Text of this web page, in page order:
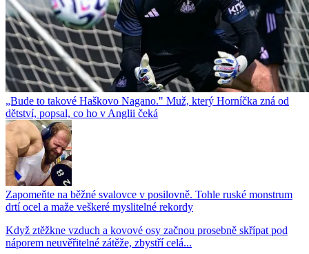
„Bude to takové Haškovo Nagano." Muž, který Horníčka zná od
dětství, popsal, co ho v Anglii čeká
Zapomeňte na běžné svalovce v posilovně. Tohle ruské monstrum
drtí ocel a maže veškeré myslitelné rekordy
Když ztěžkne vzduch a kovové osy začnou prosebně skřípat pod
náporem neuvěřitelné zátěže, zbystří celá...